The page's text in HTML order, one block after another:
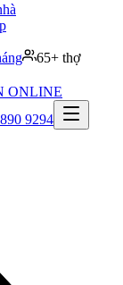
65+ thợ
ONLINE
9294